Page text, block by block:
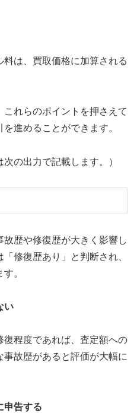
は、買取価格に加算される
れらのポイントを押さえて
進めることができます。
の出力で記載します。）
歴や修復歴が大きく影響し
修復歴あり」と判断され、
。
い
程度であれば、査定額への
故歴があると評価が大幅に
申告する